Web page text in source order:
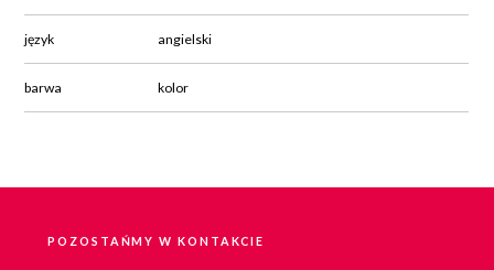
język angielski
barwa kolor
POZOSTAŃMY W KONTAKCIE